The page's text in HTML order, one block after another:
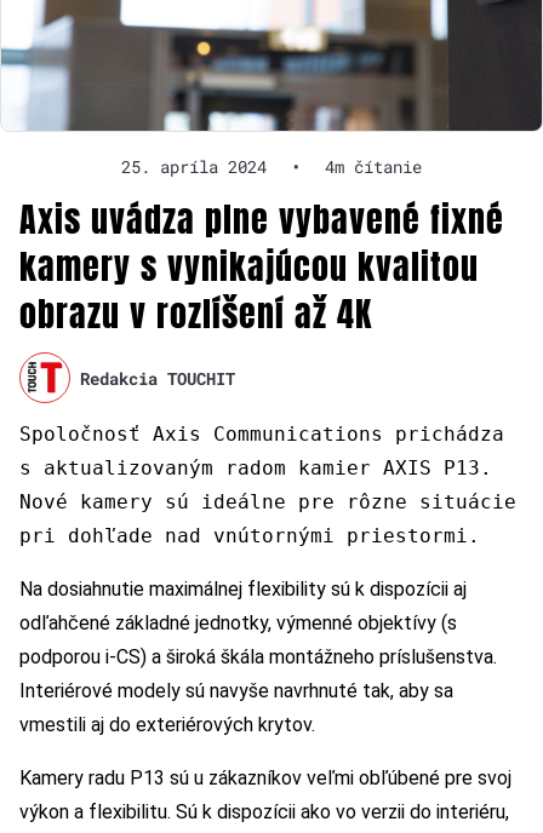
25. apríla 2024 • 4m čítanie
Axis uvádza plne vybavené fixné
kamery s vynikajúcou kvalitou
obrazu v rozlíšení až 4K
Redakcia TOUCHIT
Spoločnosť Axis Communications prichádza
s aktualizovaným radom kamier AXIS P13.
Nové kamery sú ideálne pre rôzne situácie
pri dohľade nad vnútornými priestormi.
Na dosiahnutie maximálnej flexibility sú k dispozícii aj
odľahčené základné jednotky, výmenné objektívy (s
podporou i-CS) a široká škála montážneho príslušenstva.
Interiérové modely sú navyše navrhnuté tak, aby sa
vmestili aj do exteriérových krytov.
Kamery radu P13 sú u zákazníkov veľmi obľúbené pre svoj
výkon a flexibilitu. Sú k dispozícii ako vo verzii do interiéru,